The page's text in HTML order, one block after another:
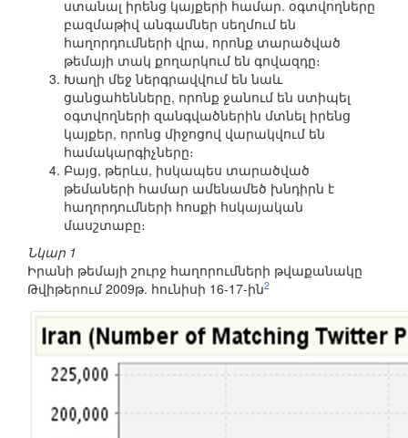
ստանալ իրենց կայքերի համար. օգտվողները
բազմաթիվ անգամներ սեղմում են
հաղորդումների վրա, որոնք տարածված
թեմայի տակ քողարկում են գովազդը։
Խաղի մեջ ներգրավվում են նաև
ցանցահենները, որոնք ջանում են ստիպել
օգտվողների զանգվածներին մտնել իրենց
կայքեր, որոնց միջոցով վարակվում են
համակարգիչները։
Բայց, թերևս, իսկապես տարածված
թեմաների համար ամենամեծ խնդիրն է
հաղորդումների հոսքի հսկայական
մասշտաբը։
Նկար 1
Իրանի թեմայի շուրջ հաղորումների թվաքանակը
Թվիթերում 2009թ. հունիսի 16-17-ին2